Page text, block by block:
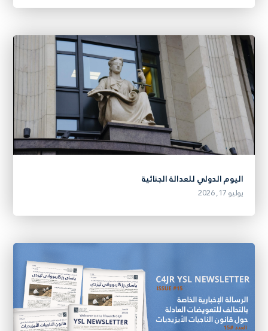
اليوم الدولي للعدالة الجنائية
يوليو 17, 2026